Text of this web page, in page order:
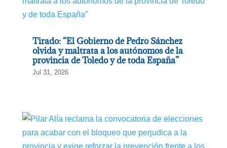
Tirado: “El Gobierno de Pedro Sánchez
olvida y maltrata a los autónomos de la
provincia de Toledo y de toda España”
Jul 31, 2026